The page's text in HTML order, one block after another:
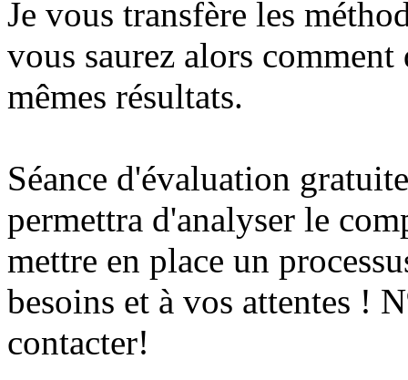
Je vous transfère les
vous saurez alors
mêmes résultats.
Séance d'évaluation
permettra d'analyser le
mettre en place un
besoins et à vos attentes !
contacter!